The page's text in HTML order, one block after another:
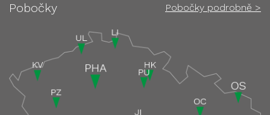
Pobočky Pobočky podrobně >